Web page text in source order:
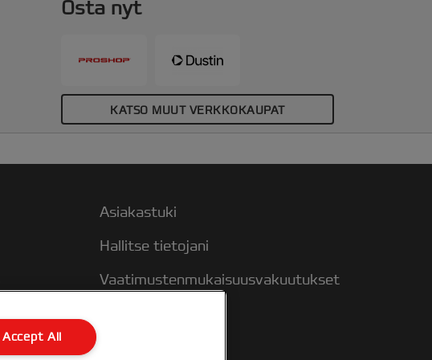
Osta nyt
KATSO MUUT VERKKOKAUPAT
Asiakastuki
Hallitse tietojani
Vaatimustenmukaisuusvakuutukset
Accept All